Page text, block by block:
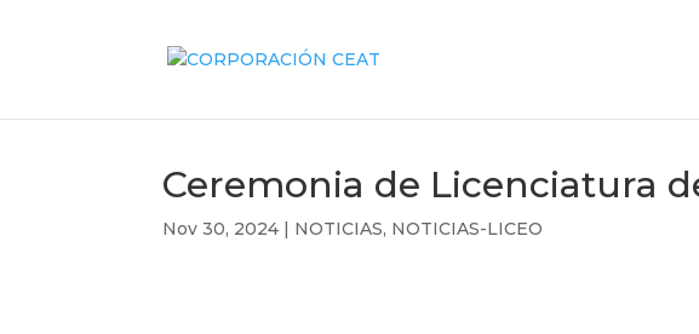
Ceremonia de Licenciatura
Nov 30, 2024 | NOTICIAS, NOTICIAS-LICEO